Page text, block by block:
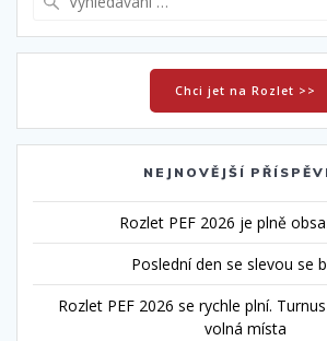
Chci jet na Rozlet >>
NEJNOVĚJŠÍ
Rozlet PEF 2026 je plně
Poslední den se slevou se
Rozlet PEF 2026 se rychle plní.
volná místa